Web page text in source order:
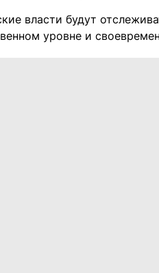
власти будут
уровне и